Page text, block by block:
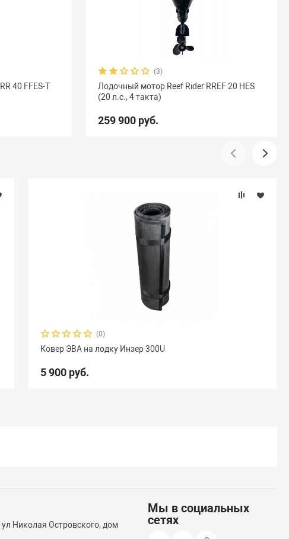
40 FFES-T
(3)
Лодочный мотор Reef Rider RREF 20 HES
(20 л.с., 4 такта)
259 900 руб.
(0)
Ковер ЭВА на лодку Инзер 300U
5 900 руб.
Николая Островского, дом
Мы в социальных
сетях